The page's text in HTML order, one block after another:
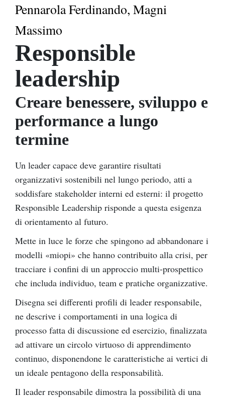
Pennarola Ferdinando, Magni
Massimo
Responsible
leadership
Creare benessere, sviluppo e
performance a lungo
termine
Un leader capace deve garantire risultati
organizzativi sostenibili nel lungo periodo, atti a
soddisfare stakeholder interni ed esterni: il progetto
Responsible Leadership risponde a questa esigenza
di orientamento al futuro.
Mette in luce le forze che spingono ad abbandonare i
modelli «miopi» che hanno contribuito alla crisi, per
tracciare i confini di un approccio multi-prospettico
che includa individuo, team e pratiche organizzative.
Disegna sei differenti profili di leader responsabile,
ne descrive i comportamenti in una logica di
processo fatta di discussione ed esercizio, finalizzata
ad attivare un circolo virtuoso di apprendimento
continuo, disponendone le caratteristiche ai vertici di
un ideale pentagono della responsabilità.
Il leader responsabile dimostra la possibilità di una